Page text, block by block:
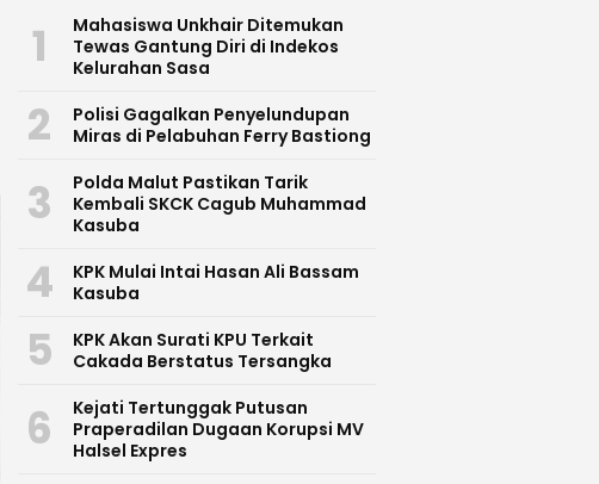
1
Mahasiswa Unkhair Ditemukan
Tewas Gantung Diri di Indekos
Kelurahan Sasa
2
Polisi Gagalkan Penyelundupan
Miras di Pelabuhan Ferry Bastiong
3
Polda Malut Pastikan Tarik
Kembali SKCK Cagub Muhammad
Kasuba
4
KPK Mulai Intai Hasan Ali Bassam
Kasuba
5
KPK Akan Surati KPU Terkait
Cakada Berstatus Tersangka
6
Kejati Tertunggak Putusan
Praperadilan Dugaan Korupsi MV
Halsel Expres